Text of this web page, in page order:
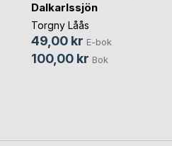
Dalkarlssjön
Torgny Låås
49,00 kr E-bok
100,00 kr Bok